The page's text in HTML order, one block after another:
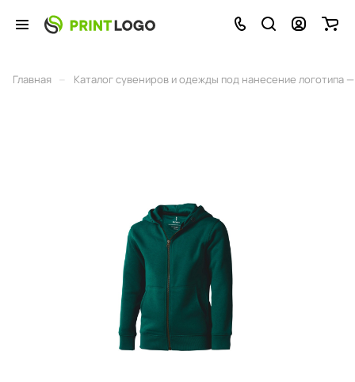
Главная Каталог сувениров и одежды под нанесение логотипа